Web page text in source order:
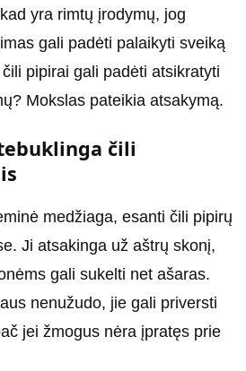
yra rimtų įrodymų, jog
gali padėti palaikyti sveiką
pipirai gali padėti atsikratyti
Mokslas pateikia atsakymą.
čili
medžiaga, esanti čili pipirų
Ji atsakinga už aštrų skonį,
gali sukelti net ašaras.
nenužudo, jie gali priversti
jei žmogus nėra įpratęs prie